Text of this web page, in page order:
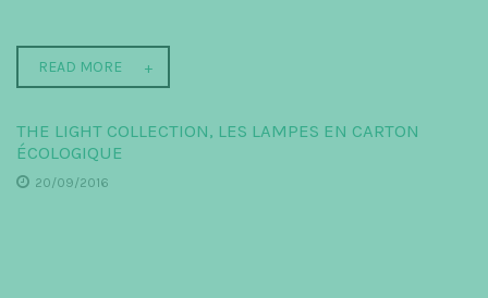
READ MORE
THE LIGHT COLLECTION, LES LAMPES EN CARTON
ÉCOLOGIQUE
20/09/2016